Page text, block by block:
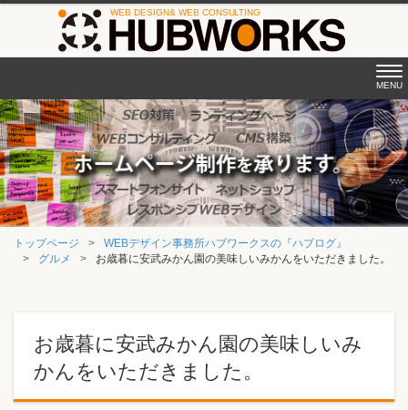
MENU
トップページ
WEBデザイン事務所ハブワークスの『ハブログ』
グルメ
お歳暮に安武みかん園の美味しいみかんをいただきました。
お歳暮に安武みかん園の美味しいみ
かんをいただきました。